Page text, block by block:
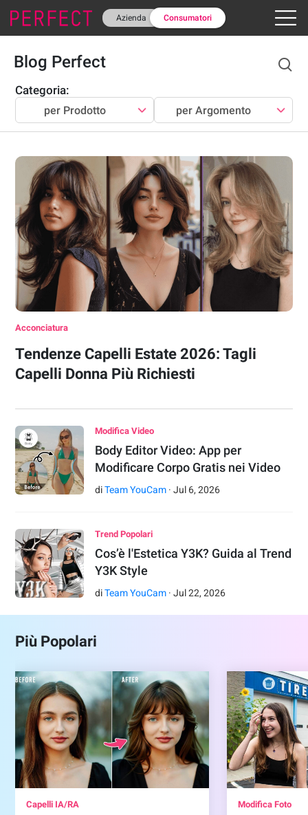
Azienda Consumatori
Blog Perfect
Categoria:
per Prodotto per Argomento
Acconciatura
Tendenze Capelli Estate 2026: Tagli
Capelli Donna Più Richiesti
Modifica Video
Body Editor Video: App per
Modificare Corpo Gratis nei Video
diTeam YouCam ·Jul 6,2026
Trend Popolari
Cos’è l'Estetica Y3K? Guida al Trend
Y3K Style
diTeam YouCam ·Jul 22,2026
Più Popolari
Capelli IA/RA Modifica Foto